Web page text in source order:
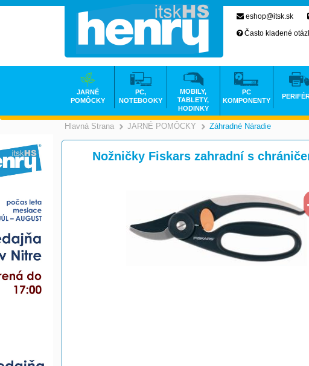
Hlavná Strana >
JARNÉ POMÔCKY >
Záhradné Náradie
Nožničky Fiskars zahradní s
eshop@itsk.sk
Často kladené
JARNÉ
POMÔCKY
PC,
NOTEBOOKY
MOBILY,
TABLETY,
HODINKY
PC
KOMPONENTY